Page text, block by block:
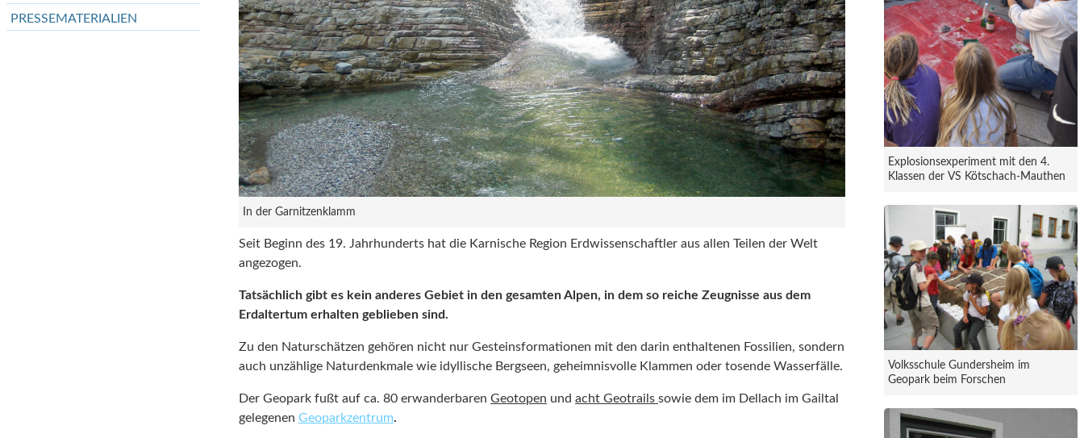
PRESSEMATERIALIEN
In der Garnitzenklamm
Seit Beginn des 19. Jahrhunderts hat die Karnische Region Erdwissenschaftler aus allen Teilen der Welt
angezogen.
Tatsächlich gibt es kein anderes Gebiet in den gesamten Alpen, in dem so reiche Zeugnisse aus dem
Erdaltertum erhalten geblieben sind.
Zu den Naturschätzen gehören nicht nur Gesteinsformationen mit den darin enthaltenen Fossilien, sondern
auch unzählige Naturdenkmale wie idyllische Bergseen, geheimnisvolle Klammen oder tosende Wasserfälle.
Der Geopark fußt auf ca. 80 erwanderbaren Geotopen und acht Geotrails sowie dem im Dellach im Gailtal
gelegenen Geoparkzentrum.
Explosionsexperiment mit den 4.
Klassen der VS Kötschach-Mauthen
Volksschule Gundersheim im
Geopark beim Forschen